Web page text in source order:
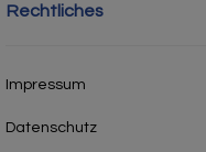
Rechtliches
Impressum
Datenschutz